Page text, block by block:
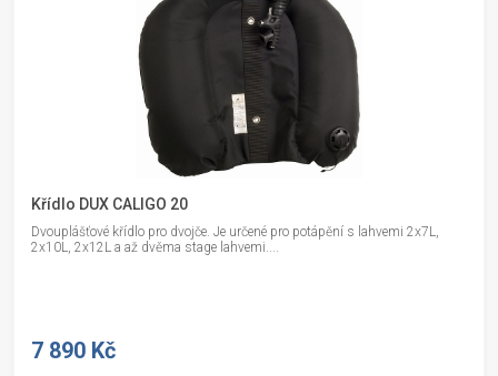
Křídlo DUX CALIGO 20
Dvouplášťové křídlo pro dvojče. Je určené pro potápění s lahvemi 2x7L,
2x10L, 2x12L a až dvěma stage lahvemi....
7 890 Kč